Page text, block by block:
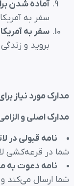
آماده شدن
سفر به
سفر به آمریکا
بروید و
مدارک مورد نیاز
مدارک اصلی و
نامه قبولی در
شما در قرعه‌کشی
نامه دعوت به
شما ارسال می‌کند